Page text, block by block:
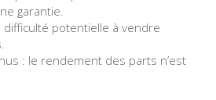
garantie.
difficulté potentielle à vendre
: le rendement des parts n’est